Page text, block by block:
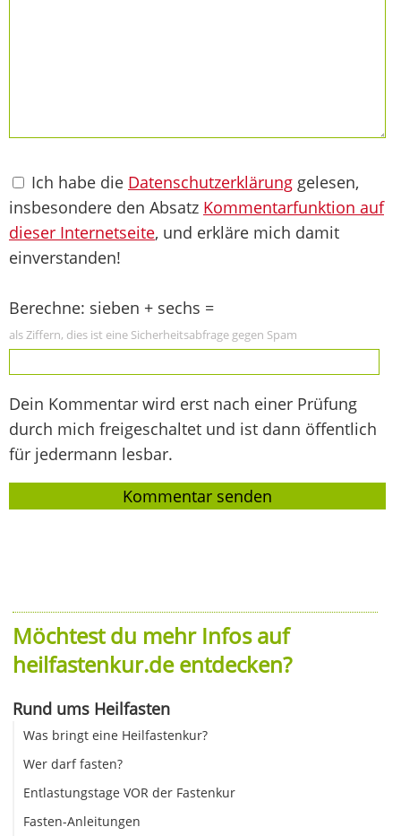
Ich habe die Datenschutzerklärung gelesen,
insbesondere den Absatz Kommentarfunktion auf
dieser Internetseite, und erkläre mich damit
einverstanden!
Berechne: sieben + sechs =
als Ziffern, dies ist eine Sicherheitsabfrage gegen Spam
Dein Kommentar wird erst nach einer Prüfung
durch mich freigeschaltet und ist dann öffentlich
für jedermann lesbar.
Möchtest du mehr Infos auf
heilfastenkur.de entdecken?
Rund ums Heilfasten
Was bringt eine Heilfastenkur?
Wer darf fasten?
Entlastungstage VOR der Fastenkur
Fasten-Anleitungen